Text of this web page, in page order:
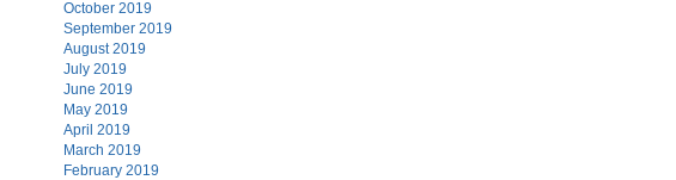
October 2019
September 2019
August 2019
July 2019
June 2019
May 2019
April 2019
March 2019
February 2019